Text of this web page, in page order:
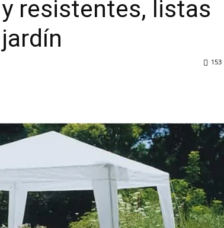
resistentes, listas
153